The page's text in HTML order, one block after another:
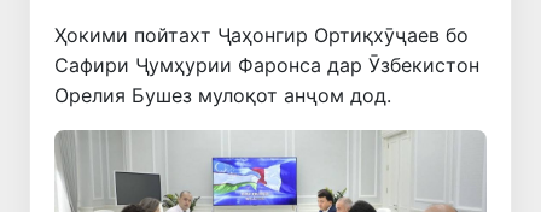
Ҳокими пойтахт Ҷаҳонгир Ортиқхӯҷаев бо
Сафири Ҷумҳурии Фаронса дар Ӯзбекистон
Орелия Бушез мулоқот анҷом дод.